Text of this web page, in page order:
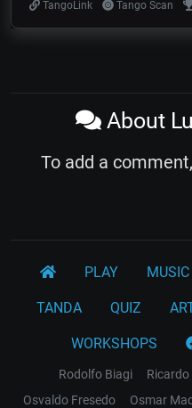
TangoLink
Tango Scan
About
To add a
PLAY MUSIC
TANDA QUIZ
WORKSHOPS
Rodolfo Biagi
Osvaldo Fresedo
Osmar